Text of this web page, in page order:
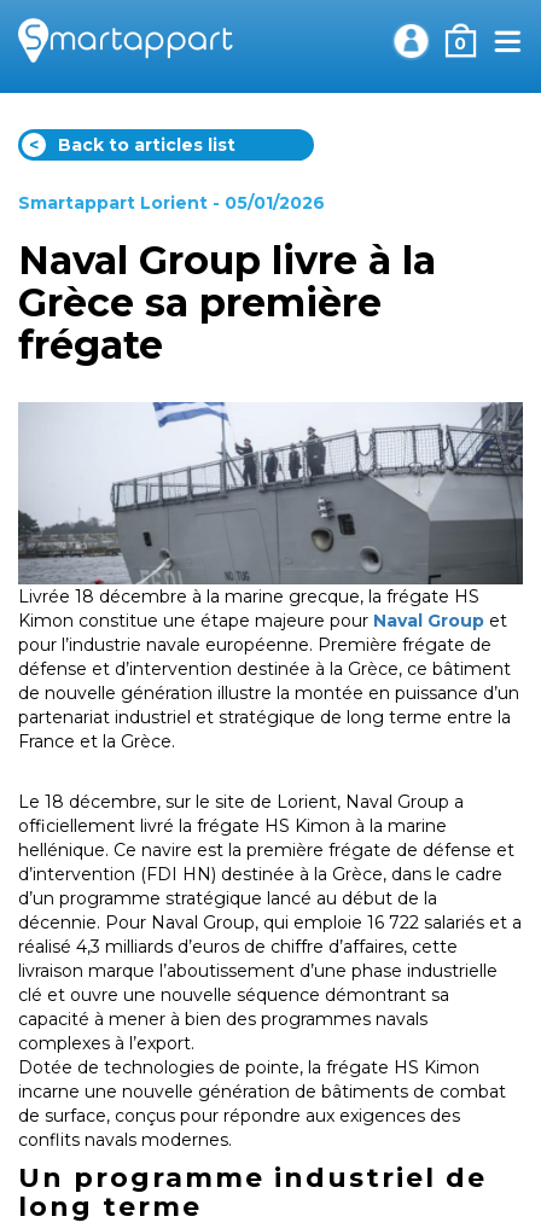
0
< Back to articles list
Smartappart Lorient - 05/01/2026
Naval Group livre à la
Grèce sa première
frégate
Livrée 18 décembre à la marine grecque, la frégate HS
Kimon constitue une étape majeure pour Naval Group et
pour l’industrie navale européenne. Première frégate de
défense et d’intervention destinée à la Grèce, ce bâtiment
de nouvelle génération illustre la montée en puissance d’un
partenariat industriel et stratégique de long terme entre la
France et la Grèce.
Le 18 décembre, sur le site de Lorient, Naval Group a
officiellement livré la frégate HS Kimon à la marine
hellénique. Ce navire est la première frégate de défense et
d’intervention (FDI HN) destinée à la Grèce, dans le cadre
d’un programme stratégique lancé au début de la
décennie. Pour Naval Group, qui emploie 16 722 salariés et a
réalisé 4,3 milliards d’euros de chiffre d’affaires, cette
livraison marque l’aboutissement d’une phase industrielle
clé et ouvre une nouvelle séquence démontrant sa
capacité à mener à bien des programmes navals
complexes à l’export.
Dotée de technologies de pointe, la frégate HS Kimon
incarne une nouvelle génération de bâtiments de combat
de surface, conçus pour répondre aux exigences des
conflits navals modernes.
Un programme industriel de
long terme